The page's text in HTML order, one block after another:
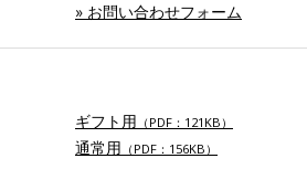
» お問い合わせフォーム
ギフト用 （PDF：121KB）
通常用 （PDF：156KB）